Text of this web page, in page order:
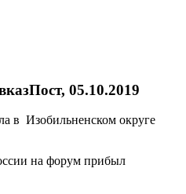
05.10.2019
в Изобильненском округе
на форум прибыл